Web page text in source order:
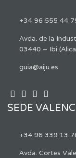
+34 96 555 44
Avda. de la
03440 – Ibi
guia@aiju.es
SEDE
+34 96 339 13
Avda. Cortes